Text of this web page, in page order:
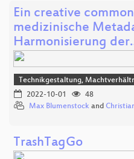
Ein creative
medizinische
Harmonisierung
Technikgestaltung,
2022-10-01
48
Max Blumenstock and
TrashTagGo